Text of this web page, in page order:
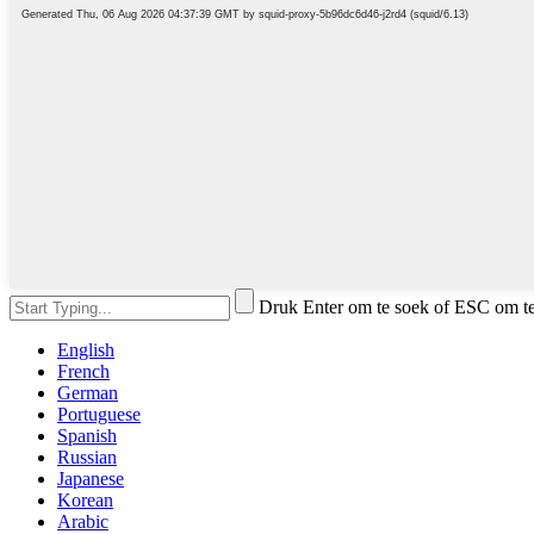
Druk Enter om te soek of ESC om
English
French
German
Portuguese
Spanish
Russian
Japanese
Korean
Arabic